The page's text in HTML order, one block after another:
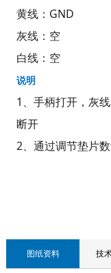
黄线：GND
灰线：空
白线：空
说明
1、手柄打开，灰
断开
2、通过调节垫片
图纸资料 技